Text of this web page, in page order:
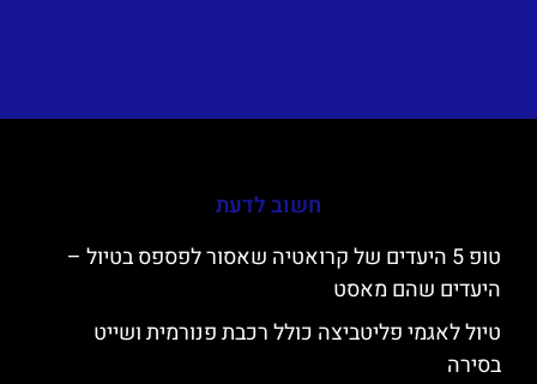
חשוב לדעת
טופ 5 היעדים של קרואטיה שאסור לפספס בטיול –
היעדים שהם מאסט
טיול לאגמי פליטביצה כולל רכבת פנורמית ושייט
בסירה